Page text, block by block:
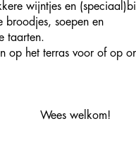
wijntjes en
broodjes, soepen en
taarten.
op het terras voor of op
Wees welkom!